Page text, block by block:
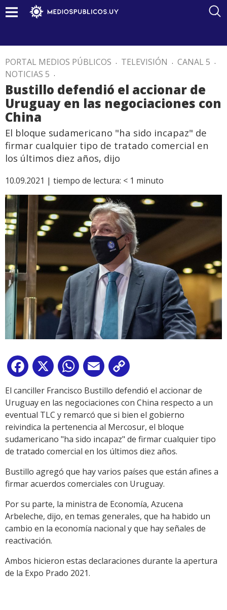
PORTAL MEDIOS PÚBLICOS . TELEVISIÓN . CANAL 5 .
NOTICIAS 5 .
Bustillo defendió el accionar de
Uruguay en las negociaciones con
China
El bloque sudamericano "ha sido incapaz" de
firmar cualquier tipo de tratado comercial en
los últimos diez años, dijo
10.09.2021 | tiempo de lectura: < 1 minuto
Facebook
X WhatsApp
Email
Link
El canciller Francisco Bustillo defendió el accionar de
Uruguay en las negociaciones con China respecto a un
eventual TLC y remarcó que si bien el gobierno
reivindica la pertenencia al Mercosur, el bloque
sudamericano "ha sido incapaz" de firmar cualquier tipo
de tratado comercial en los últimos diez años.
Bustillo agregó que hay varios países que están afines a
firmar acuerdos comerciales con Uruguay.
Por su parte, la ministra de Economía, Azucena
Arbeleche, dijo, en temas generales, que ha habido un
cambio en la economía nacional y que hay señales de
reactivación.
Ambos hicieron estas declaraciones durante la apertura
de la Expo Prado 2021.